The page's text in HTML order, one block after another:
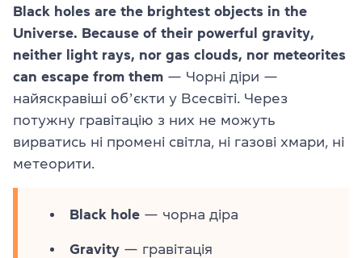
Black holes are the brightest objects in the
Universe. Because of their powerful gravity,
neither light rays, nor gas clouds, nor meteorites
can escape from them — Чорні діри —
найяскравіші обʼєкти у Всесвіті. Через
потужну гравітацію з них не можуть
вирватись ні промені світла, ні газові хмари, ні
метеорити.
Black hole — чорна діра
Gravity — гравітація